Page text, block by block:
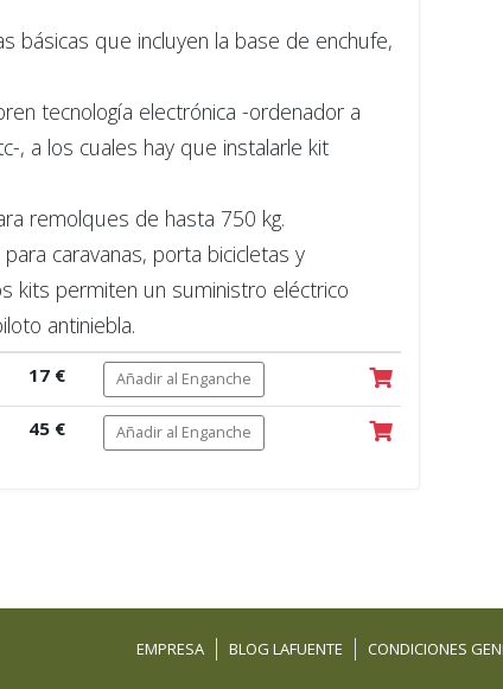
básicas que incluyen la base de enchufe,
tecnología electrónica -ordenador a
, a los cuales hay que instalarle kit
remolques de hasta 750 kg.
caravanas, porta bicicletas y
kits permiten un suministro eléctrico
antiniebla.
17 € Añadir al Enganche
45 € Añadir al Enganche
EMPRESA BLOG LAFUENTE CONDICIONES